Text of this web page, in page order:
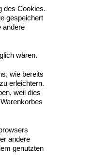
des Cookies.
gespeichert
andere
wären.
wie bereits
erleichtern.
weil dies
andere
genutzten